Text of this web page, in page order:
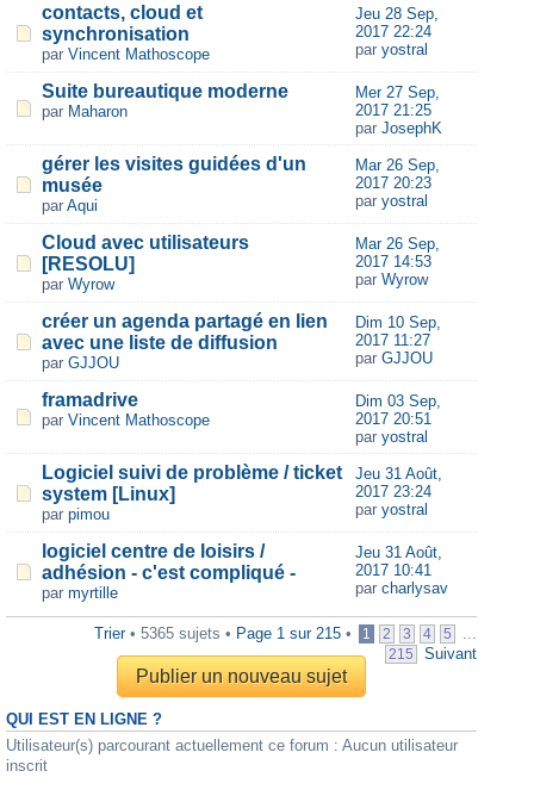
contacts, cloud et
synchronisation
par Vincent Mathoscope
Jeu 28 Sep,
2017 22:24
par yostral
Suite bureautique moderne
par Maharon
Mer 27 Sep,
2017 21:25
par JosephK
gérer les visites guidées d'un
musée
par Aqui
Mar 26 Sep,
2017 20:23
par yostral
Cloud avec utilisateurs
[RESOLU]
par Wyrow
Mar 26 Sep,
2017 14:53
par Wyrow
créer un agenda partagé en lien
avec une liste de diffusion
par GJJOU
Dim 10 Sep,
2017 11:27
par GJJOU
framadrive
par Vincent Mathoscope
Dim 03 Sep,
2017 20:51
par yostral
Logiciel suivi de problème / ticket
system [Linux]
par pimou
Jeu 31 Août,
2017 23:24
par yostral
logiciel centre de loisirs /
adhésion - c'est compliqué -
par myrtille
Jeu 31 Août,
2017 10:41
par charlysav
Trier• 5365 sujets • Page 1 sur 215 • 1 2 3 4 5 ...
215 Suivant
Publier un nouveau sujet
QUI EST EN LIGNE ?
Utilisateur(s) parcourant actuellement ce forum : Aucun utilisateur
inscrit